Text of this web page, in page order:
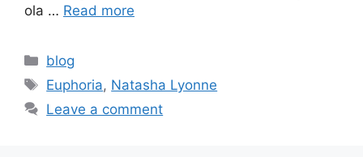
ola … Read more
Categories
blog
Tags
Euphoria, Natasha Lyonne
Leave a comment